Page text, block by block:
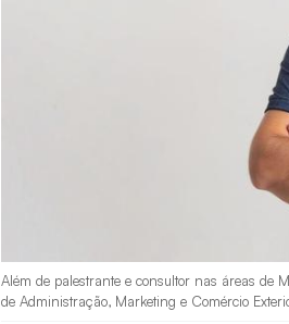
Além de palestrante e consultor nas áreas de
de Administração, Marketing e Comércio